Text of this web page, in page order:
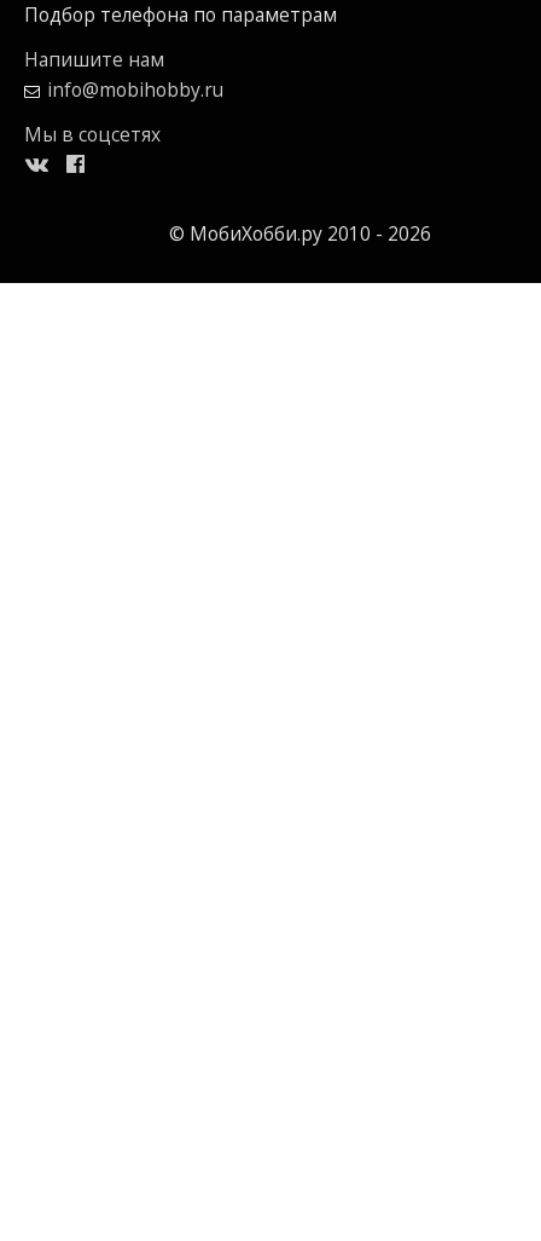
Подбор телефона по параметрам
Напишите нам
info@mobihobby.ru
Мы в соцсетях
© МобиХобби.ру 2010 - 2026